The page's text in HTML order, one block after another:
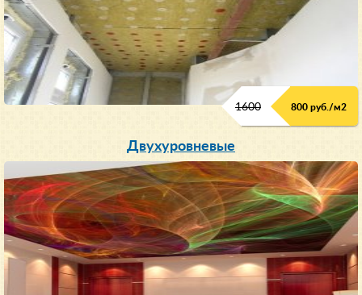
1600 800 руб./м2
Двухуровневые